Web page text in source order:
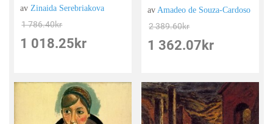
av Zinaida Serebriakova
1 786.40kr
1 018.25 kr
avAmadeo de Souza-Cardoso
2 389.60kr
1 362.07 kr